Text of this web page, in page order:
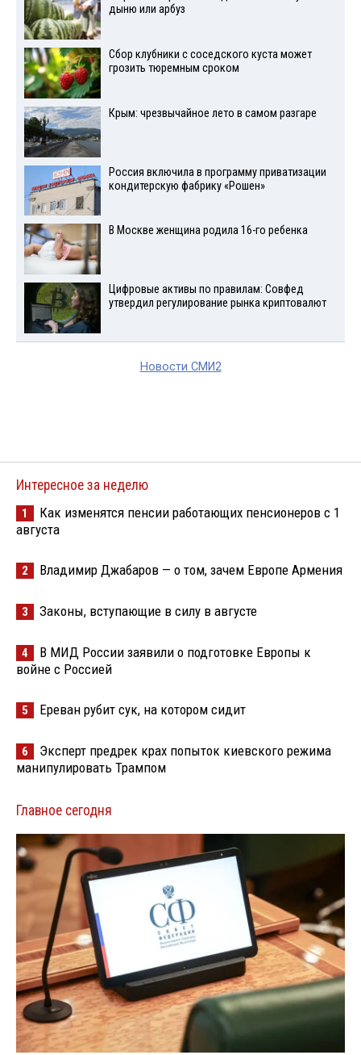
дыню или арбуз
Сбор клубники с соседского куста может
грозить тюремным сроком
Крым: чрезвычайное лето в самом разгаре
Россия включила в программу приватизации
кондитерскую фабрику «Рошен»
В Москве женщина родила 16-го ребенка
Цифровые активы по правилам: Совфед
утвердил регулирование рынка криптовалют
Новости СМИ2
Интересное за неделю
1
Как изменятся пенсии работающих пенсионеров с 1
августа
2 Владимир Джабаров — о том, зачем Европе Армения
3 Законы, вступающие в силу в августе
4
В МИД России заявили о подготовке Европы к
войне с Россией
5 Ереван рубит сук, на котором сидит
6
Эксперт предрек крах попыток киевского режима
манипулировать Трампом
Главное сегодня